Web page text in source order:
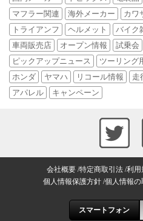
マフラー関連
海外メーカー カワ
トライアンフ
ヘルメット バイク
車両販売店
オープン情報 試乗会
ピックアップニュース
ツーリング
ホンダ
ヤマハ リコール情報 走
アパレル
キャンペーン
会社概要 特定商取引法 利用
個人情報保護方針 個人情報の
スマートフォン